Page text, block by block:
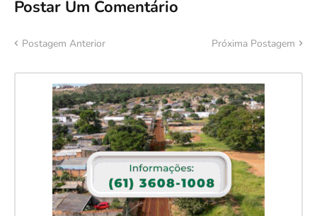
Postar Um Comentário
Postagem Anterior Próxima Postagem